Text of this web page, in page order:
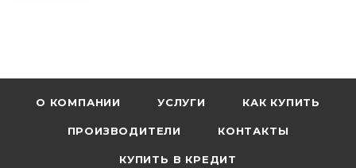
ОБЩИЕ ХАРАКТЕРИСТИКИ: - ВЫХОДНАЯ
МОЩНОСТЬ: - ПРЕОБРАЗОВАТЕЛЬ 20 Вт :-1x70MM
БЕСПРОВОДНАЯ СВЯЗЬ :-10M ОТНОШЕНИЕ
СИГНАЛ/ШУМ :-80dB РАЗМЕРЫ:-
О КОМПАНИИ УСЛУГИ КАК КУПИТЬ
ПРОИЗВОДИТЕЛИ КОНТАКТЫ
КУПИТЬ В КРЕДИТ